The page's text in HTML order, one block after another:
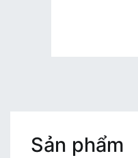
Sản phẩm